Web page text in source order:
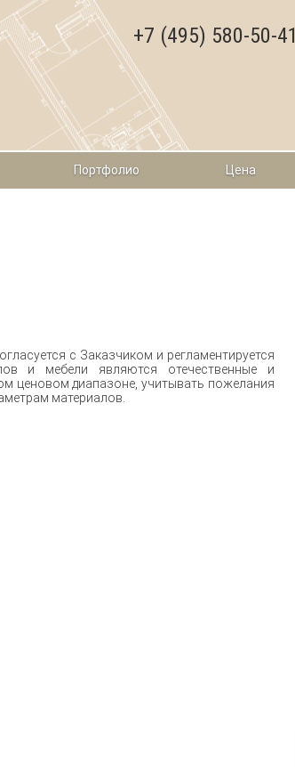
+7 (495) 580-50-41
Портфолио Цена
с Заказчиком и регламентируется
и мебели являются отечественные и
ценовом диапазоне, учитывать пожелания
материалов.